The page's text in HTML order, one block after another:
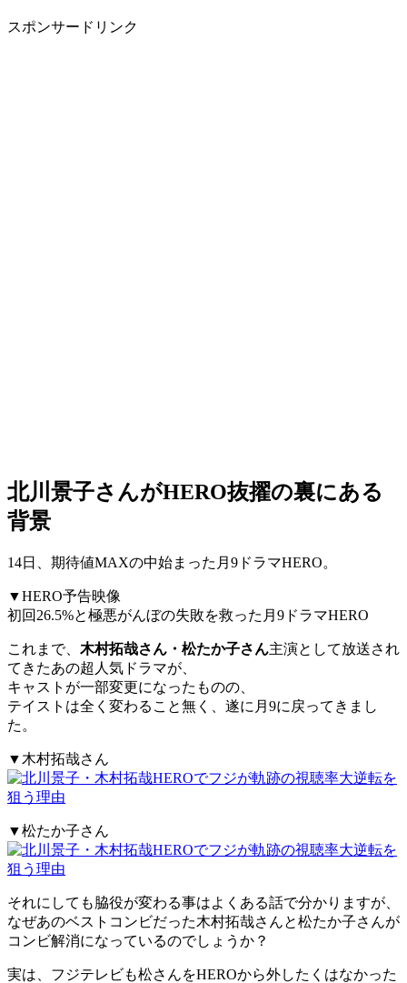
スポンサードリンク
北川景子さんがHERO抜擢の裏にある
背景
14日、期待値MAXの中始まった月9ドラマHERO。
▼HERO予告映像
初回26.5%と極悪がんぼの失敗を救った月9ドラマHERO
これまで、 木村拓哉さん・松たか子さん主演として放送され
てきたあの超人気ドラマが、
キャストが一部変更になったものの、
テイストは全く変わること無く、遂に月9に戻ってきまし
た。
▼木村拓哉さん
▼松たか子さん
それにしても脇役が変わる事はよくある話で分かりますが、
なぜあのベストコンビだった木村拓哉さんと松たか子さんが
コンビ解消になっているのでしょうか？
実は、フジテレビも松さんをHEROから外したくはなかった